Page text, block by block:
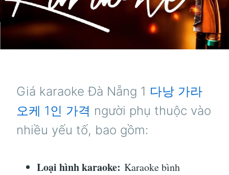
Giá karaoke Đà Nẵng 1 다낭 가라
오케 1인 가격 người phụ thuộc vào
nhiều yếu tố, bao gồm:
Loại hình karaoke: Karaoke bình